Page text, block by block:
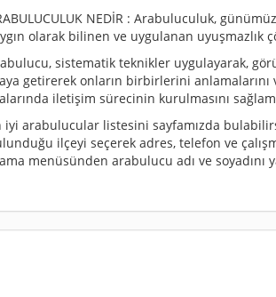
NEDİR : Arabuluculuk,
olarak bilinen ve uygulanan uyuşmazlık
sistematik teknikler uygulayarak,
getirerek onların birbirlerini
iletişim sürecinin kurulmasını
iyi arabulucular listesini sayfamızda
ilçeyi seçerek adres, telefon ve
menüsünden arabulucu adı ve soyadını